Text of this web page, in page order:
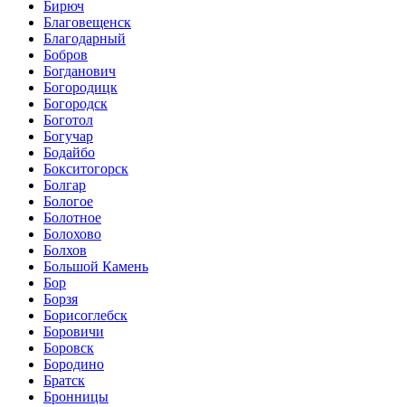
Бирюч
Благовещенск
Благодарный
Бобров
Богданович
Богородицк
Богородск
Боготол
Богучар
Бодайбо
Бокситогорск
Болгар
Бологое
Болотное
Болохово
Болхов
Большой Камень
Бор
Борзя
Борисоглебск
Боровичи
Боровск
Бородино
Братск
Бронницы